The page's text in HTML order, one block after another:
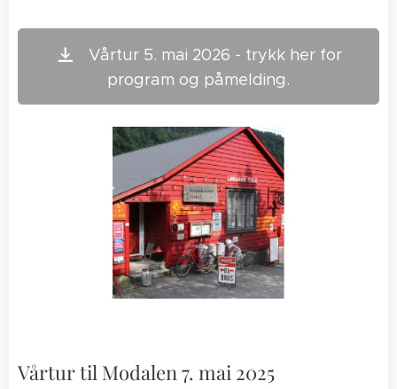
Vårtur 5. mai 2026 - trykk her for
program og påmelding.
Vårtur til Modalen 7. mai 2025